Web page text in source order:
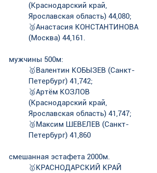
(Краснодарский край,
Ярославская область) 44,080;
🥉Анастасия КОНСТАНТИНОВА
(Москва) 44,161.
мужчины 500м:
🥇Валентин КОБЫЗЕВ (Санкт-
Петербург) 41,742;
🥈Артём КОЗЛОВ
(Краснодарский край,
Ярославская область) 41,747;
🥉Максим ШЕВЕЛЕВ (Санкт-
Петербург) 41,860
смешанная эстафета 2000м.
🥇КРАСНОДАРСКИЙ КРАЙ